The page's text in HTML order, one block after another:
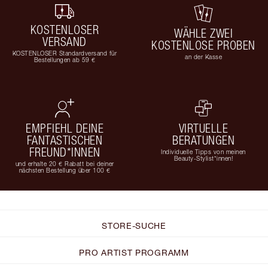
KOSTENLOSER
VERSAND
KOSTENLOSER Standardversand für
Bestellungen ab 59 €
WÄHLE ZWEI
KOSTENLOSE PROBEN
an der Kasse
EMPFIEHL DEINE
FANTASTISCHEN
FREUND*INNEN
und erhalte 20 € Rabatt bei deiner
nächsten Bestellung über 100 €
VIRTUELLE
BERATUNGEN
Individuelle Tipps von meinen
Beauty-Stylist*innen!
STORE-SUCHE
PRO ARTIST PROGRAMM